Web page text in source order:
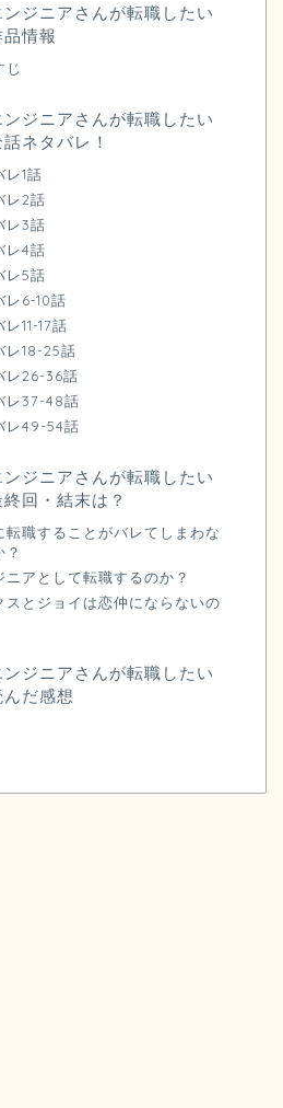
ンジニアさんが転職したい
情報
じ
ンジニアさんが転職したい
ネタバレ！
レ1話
レ2話
レ3話
レ4話
レ5話
レ6-10話
11-17話
レ18-25話
レ26-36話
レ37-48話
レ49-54話
ンジニアさんが転職したい
回・結末は？
転職することがバレてしまわな
？
ニアとして転職するのか？
スとジョイは恋仲にならないの
ンジニアさんが転職したい
だ感想